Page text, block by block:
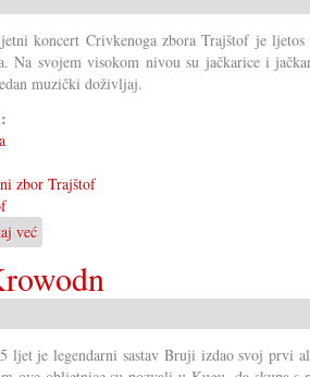
Burkina
Faso
koncert Crivkenoga zbora Trajštof je ljetos
Na svojem visokom nivou su jačkarice i
muzički doživljaj.
zbor Trajštof
već
Crikveni
zbor
Trajštof
60.
ljet je legendarni sastav Bruji izdao svoj prvi